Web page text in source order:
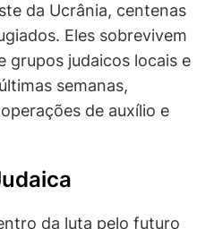
da Ucrânia, centenas
Eles sobrevivem
grupos judaicos locais e
semanas,
de auxílio e
da luta pelo futuro